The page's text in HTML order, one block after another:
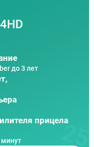
до 3 лет
прицела
минут